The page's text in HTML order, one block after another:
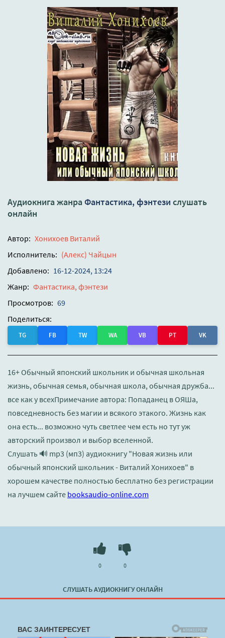
Аудиокнига жанра Фантастика, фэнтези слушать
онлайн
Автор: Хонихоев Виталий
Исполнитель: (Алекс) Чайцын
Добавлено: 16-12-2024, 13:24
Жанр: Фантастика, фэнтези
Просмотров: 69
Поделиться:
TG FB TW WA VB PT VK
16+ Обычный японский школьник и обычная школьная
жизнь, обычная семья, обычная школа, обычная дружба...
все как у всехПримечание автора: Попаданец в ОЯШа,
повседневность без магии и всякого этакого. Жизнь как
она есть... возможно чуть светлее чем есть но тут уж
авторский произвол и выбор вселенной.
Слушать 🔊 mp3 (мп3) аудиокнигу "Новая жизнь или
обычный японский школьник - Виталий Хонихоев" в
хорошем качестве полностью бесплатно без регистрации
на лучшем сайте booksaudio-online.com
СЛУШАТЬ АУДИОКНИГУ ОНЛАЙН
0 0